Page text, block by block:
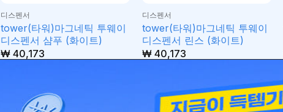
디스펜서
tower(타워)마그네틱 투웨이
디스펜서 샴푸 (화이트)
₩ 40,173
디스펜서
tower(타워)마그네틱 투웨이
디스펜서 린스 (화이트)
₩40,173
장바구니